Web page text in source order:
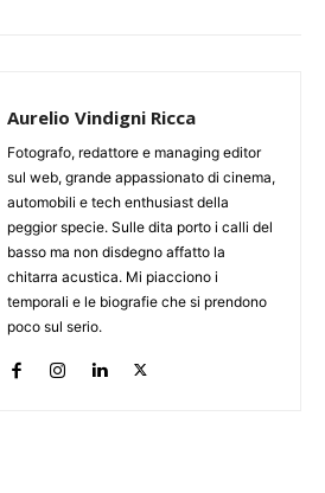
Aurelio Vindigni Ricca
Fotografo, redattore e managing editor
sul web, grande appassionato di cinema,
automobili e tech enthusiast della
peggior specie. Sulle dita porto i calli del
basso ma non disdegno affatto la
chitarra acustica. Mi piacciono i
temporali e le biografie che si prendono
poco sul serio.